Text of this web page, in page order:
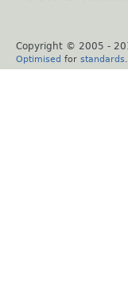
Copyright © 2005 -
Optimised for standards